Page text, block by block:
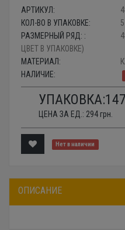
АРТИКУЛ:
КОЛ-ВО В УПАКОВКЕ:
5
РАЗМЕРНЫЙ РЯД: :
ЦВЕТ В УПАКОВКЕ)
МАТЕРИАЛ:
НАЛИЧИЕ:
УПАКОВКА:
ЦЕНА ЗА ЕД.: 294 грн.
Нет в наличии
ОПИСАНИЕ